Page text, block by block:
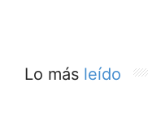
Lo más leído